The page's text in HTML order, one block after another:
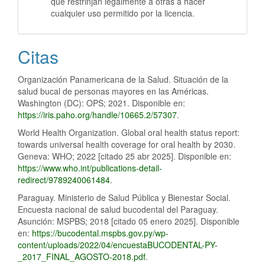
cualquier uso permitido por la licencia.
Citas
Organización Panamericana de la Salud. Situación de la
salud bucal de personas mayores en las Américas.
Washington (DC): OPS; 2021. Disponible en:
https://iris.paho.org/handle/10665.2/57307.
World Health Organization. Global oral health status report:
towards universal health coverage for oral health by 2030.
Geneva: WHO; 2022 [citado 25 abr 2025]. Disponible en:
https://www.who.int/publications-detail-
redirect/9789240061484.
Paraguay. Ministerio de Salud Pública y Bienestar Social.
Encuesta nacional de salud bucodental del Paraguay.
Asunción: MSPBS; 2018 [citado 05 enero 2025]. Disponible
en: https://bucodental.mspbs.gov.py/wp-
content/uploads/2022/04/encuestaBUCODENTAL-PY-
_2017_FINAL_AGOSTO-2018.pdf.